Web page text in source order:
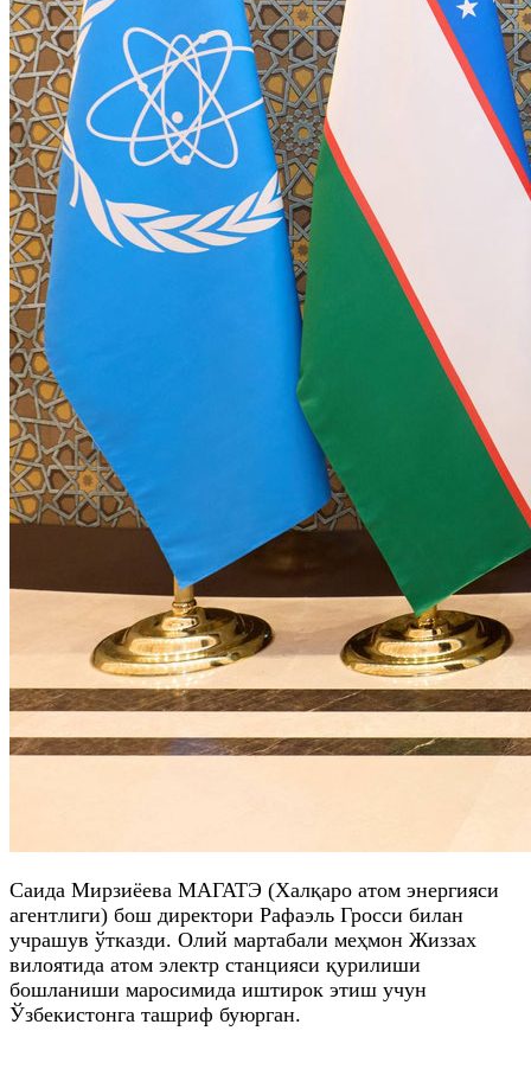
Саида Мирзиёева МАГАТЭ (Халқаро атом энергияси
агентлиги) бош директори Рафаэль Гросси билан
учрашув ўтказди. Олий мартабали меҳмон Жиззах
вилоятида атом электр станцияси қурилиши
бошланиши маросимида иштирок этиш учун
Ўзбекистонга ташриф буюрган.